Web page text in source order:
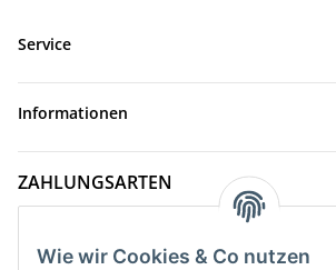
Wie wir Cookies & Co nutzen
Service
Informationen
ZAHLUNGSARTEN